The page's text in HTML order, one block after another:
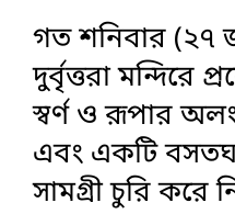
গত শনিবার (২৭
দুর্বৃত্তরা মন্দিরে
স্বর্ণ ও রূপার
এবং একটি
সামগ্রী চুরি করে